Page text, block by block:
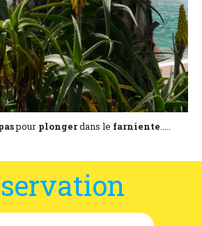
pour plongerdans le farniente.....